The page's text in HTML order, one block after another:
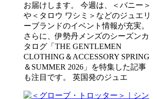
お届けします。 今週は、＜バニー＞
や＜タロウ ワシミ＞などのジュエリ
ーブランドのイベント情報が充実。
さらに、伊勢丹メンズのシーズンカ
タログ「THE GENTLEMEN
CLOTHING＆ACCESSORY SPRING
＆SUMMER 2026」を特集した記事
も注目です。 英国発のジュエ